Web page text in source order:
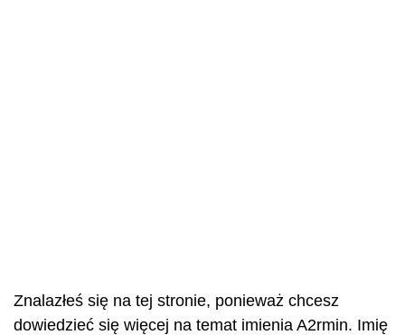
Znalazłeś się na tej stronie, ponieważ chcesz
dowiedzieć się więcej na temat imienia A2rmin. Imię